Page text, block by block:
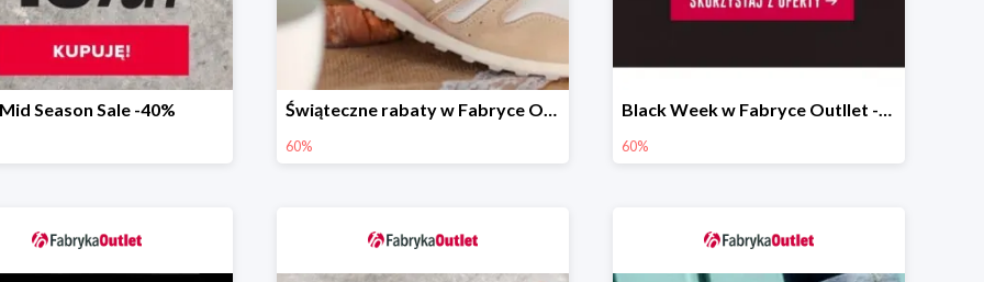
Season Sale -40% Świąteczne rabaty w Fabryce Outlet do -60%
60%
Black Week w Fabryce Outllet -60%
60%